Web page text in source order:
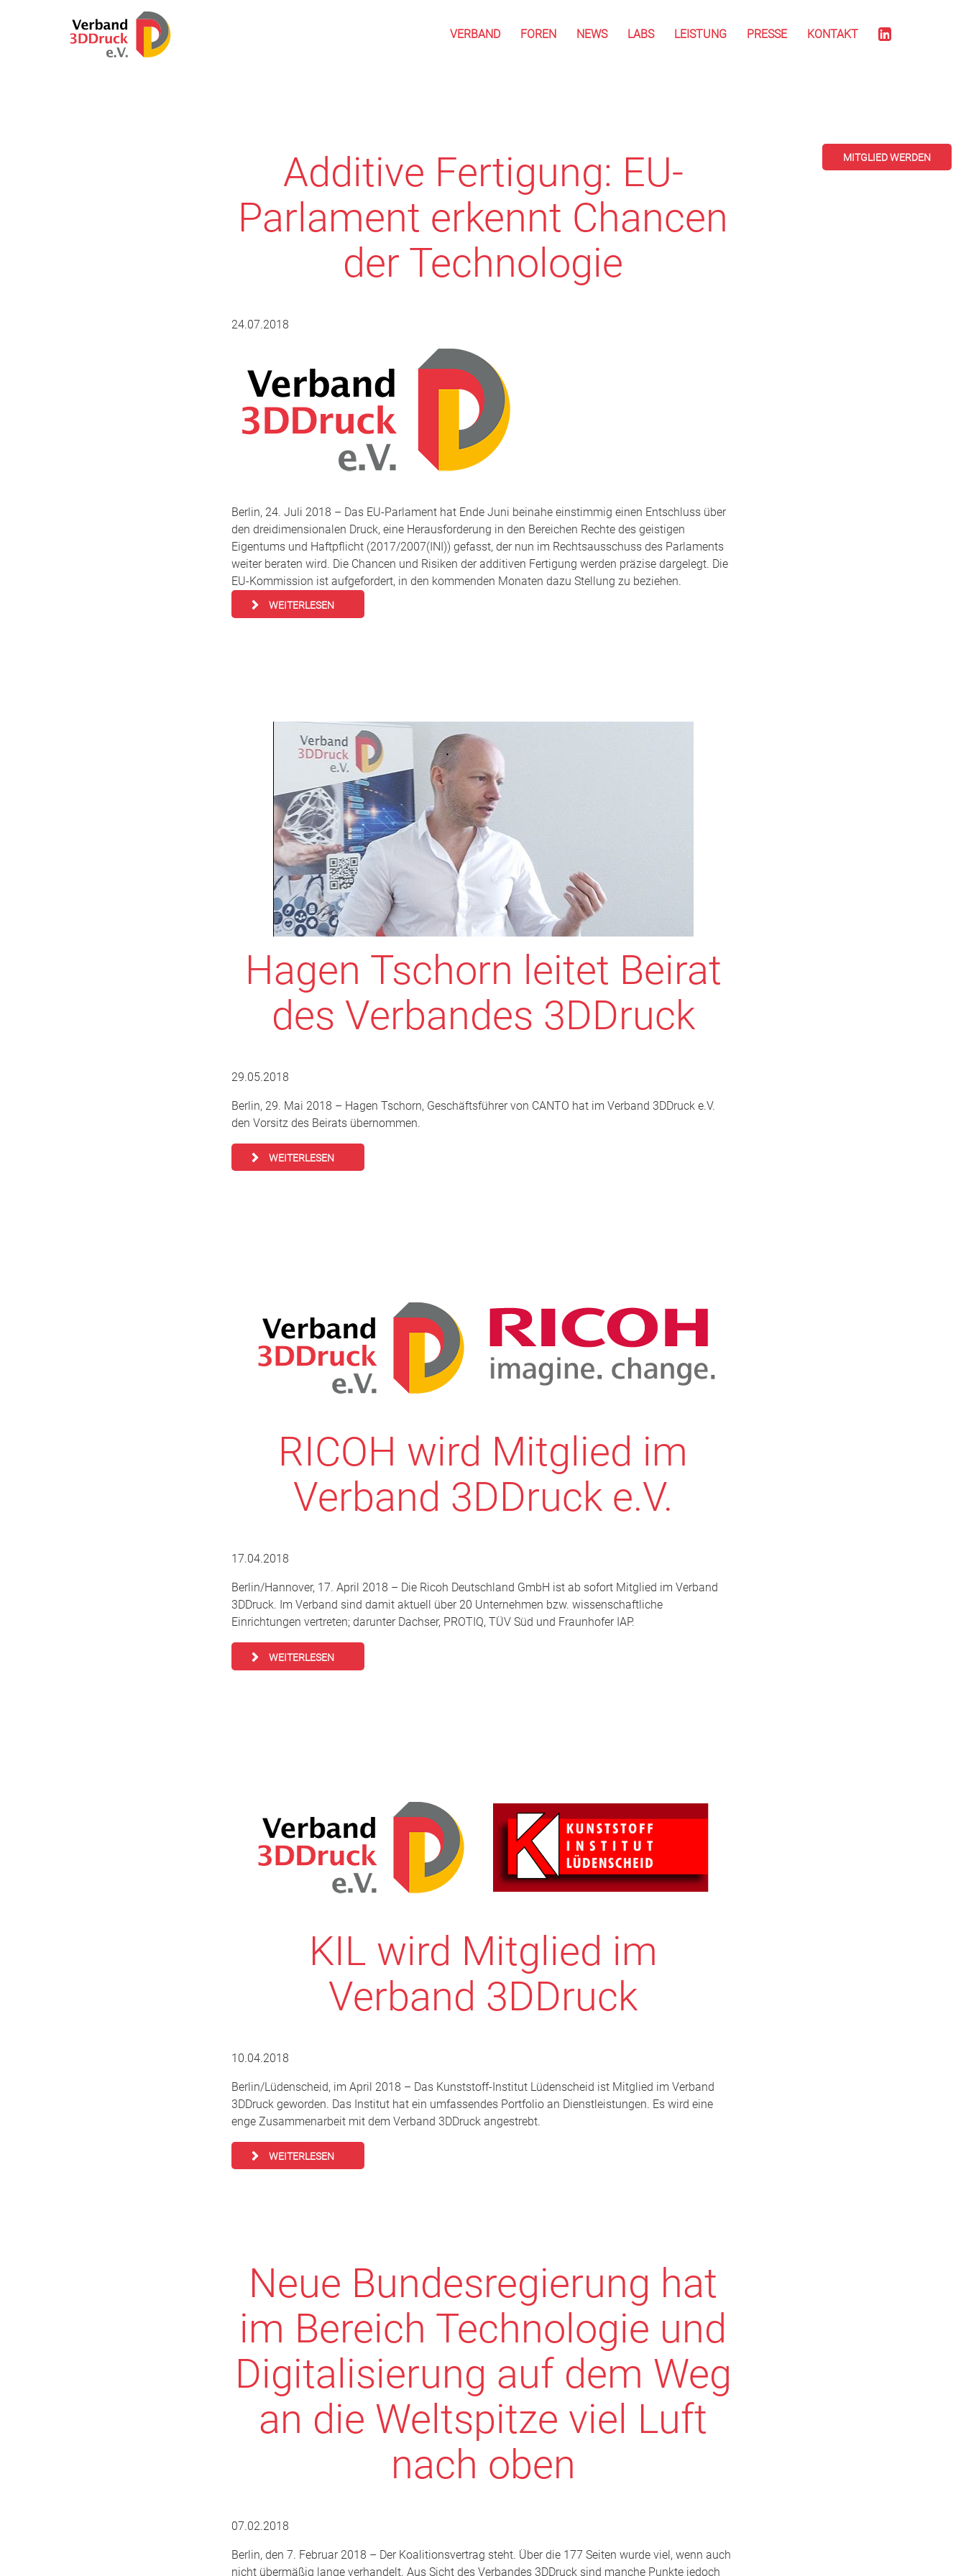
VERBAND FOREN NEWS LABS LEISTUNG PRESSE KONTAKT
Additive Fertigung: EU-
Parlament erkennt Chancen
der Technologie
24.07.2018
Berlin, 24. Juli 2018 – Das EU-Parlament hat Ende Juni beinahe einstimmig einen Entschluss über
den dreidimensionalen Druck, eine Herausforderung in den Bereichen Rechte des geistigen
Eigentums und Haftpflicht (2017/2007(INI)) gefasst, der nun im Rechtsausschuss des Parlaments
weiter beraten wird. Die Chancen und Risiken der additiven Fertigung werden präzise dargelegt. Die
EU-Kommission ist aufgefordert, in den kommenden Monaten dazu Stellung zu beziehen.
WEITERLESEN
Hagen Tschorn leitet Beirat
des Verbandes 3DDruck
29.05.2018
Berlin, 29. Mai 2018 – Hagen Tschorn, Geschäftsführer von CANTO hat im Verband 3DDruck e.V.
den Vorsitz des Beirats übernommen.
WEITERLESEN
RICOH wird Mitglied im
Verband 3DDruck e.V.
17.04.2018
Berlin/Hannover, 17. April 2018 – Die Ricoh Deutschland GmbH ist ab sofort Mitglied im Verband
3DDruck. Im Verband sind damit aktuell über 20 Unternehmen bzw. wissenschaftliche
Einrichtungen vertreten; darunter Dachser, PROTIQ, TÜV Süd und Fraunhofer IAP.
WEITERLESEN
KIL wird Mitglied im
Verband 3DDruck
10.04.2018
Berlin/Lüdenscheid, im April 2018 – Das Kunststoff-Institut Lüdenscheid ist Mitglied im Verband
3DDruck geworden. Das Institut hat ein umfassendes Portfolio an Dienstleistungen. Es wird eine
enge Zusammenarbeit mit dem Verband 3DDruck angestrebt.
WEITERLESEN
Neue Bundesregierung hat
im Bereich Technologie und
Digitalisierung auf dem Weg
an die Weltspitze viel Luft
nach oben
07.02.2018
Berlin, den 7. Februar 2018 – Der Koalitionsvertrag steht. Über die 177 Seiten wurde viel, wenn auch
nicht übermäßig lange verhandelt. Aus Sicht des Verbandes 3DDruck sind manche Punkte jedoch
MITGLIED WERDEN